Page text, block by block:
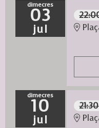
dimecres
03
jul
dimecres
10
jul